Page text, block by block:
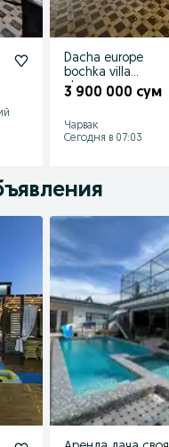
Dacha europe
bochka villa
chorvoq
3 900 000 сум
Чарвак
Сегодня в 07:03